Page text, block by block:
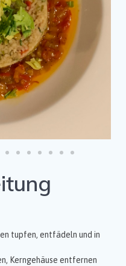
tupfen, entfädeln und in
Kerngehäuse entfernen